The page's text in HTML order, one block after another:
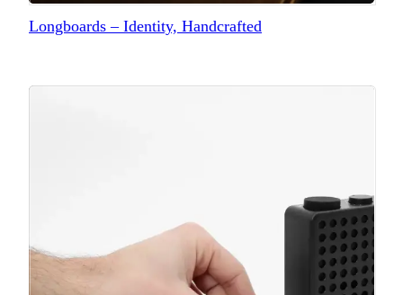
Longboards – Identity, Handcrafted